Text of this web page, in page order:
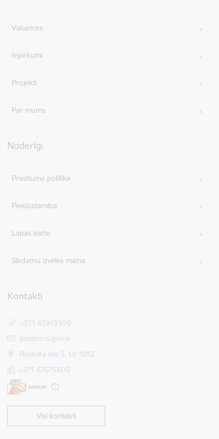
Vakances
Iepirkumi
Projekti
Par mums
Noderīgi
Privātuma politika
Piekļūstamība
Lapas karte
Sīkdatņu izvēles maiņa
Kontakti
+371 67913300
E-pasts:
pasts@rs.gov.lv
Rūdolfa iela 5, LV 1012
+371 67075600
Visi kontakti